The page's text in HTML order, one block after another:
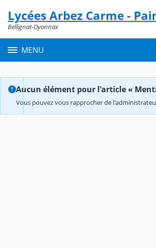
Contenu
Lycées Arbez Carme -
Bellignat-Oyonnax
MENU
Aucun élément pour l'article «
Vous pouvez vous rapprocher de